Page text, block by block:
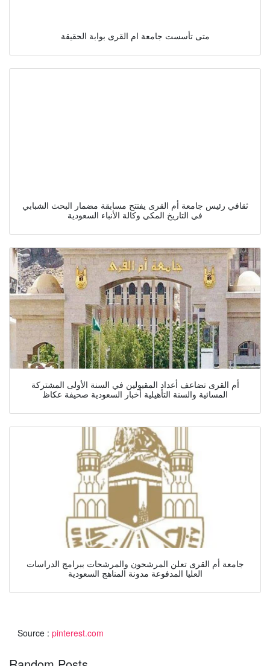
متى تأسست جامعة ام القرى بوابة الحقيقة
ثقافي رئيس جامعة أم القرى يفتتح مسابقة مضمار البحث الشبابي
في التاريخ المكي وكالة الأنباء السعودية
أم القرى تضاعف أعداد المقبولين في السنة الأولى المشتركة
المسائية والسنة التأهيلية أخبار السعودية صحيفة عكاظ
جامعة أم القرى تعلن المرشحون والمرشحات ببرامج الدراسات
العليا المدفوعة مدونة المناهج السعودية
Source : pinterest.com